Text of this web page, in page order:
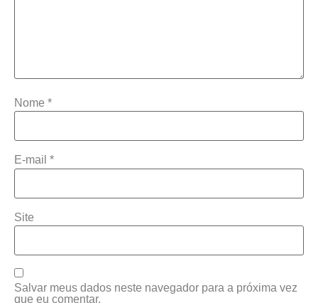
Nome *
E-mail *
Site
Salvar meus dados neste navegador para a próxima vez
que eu comentar.